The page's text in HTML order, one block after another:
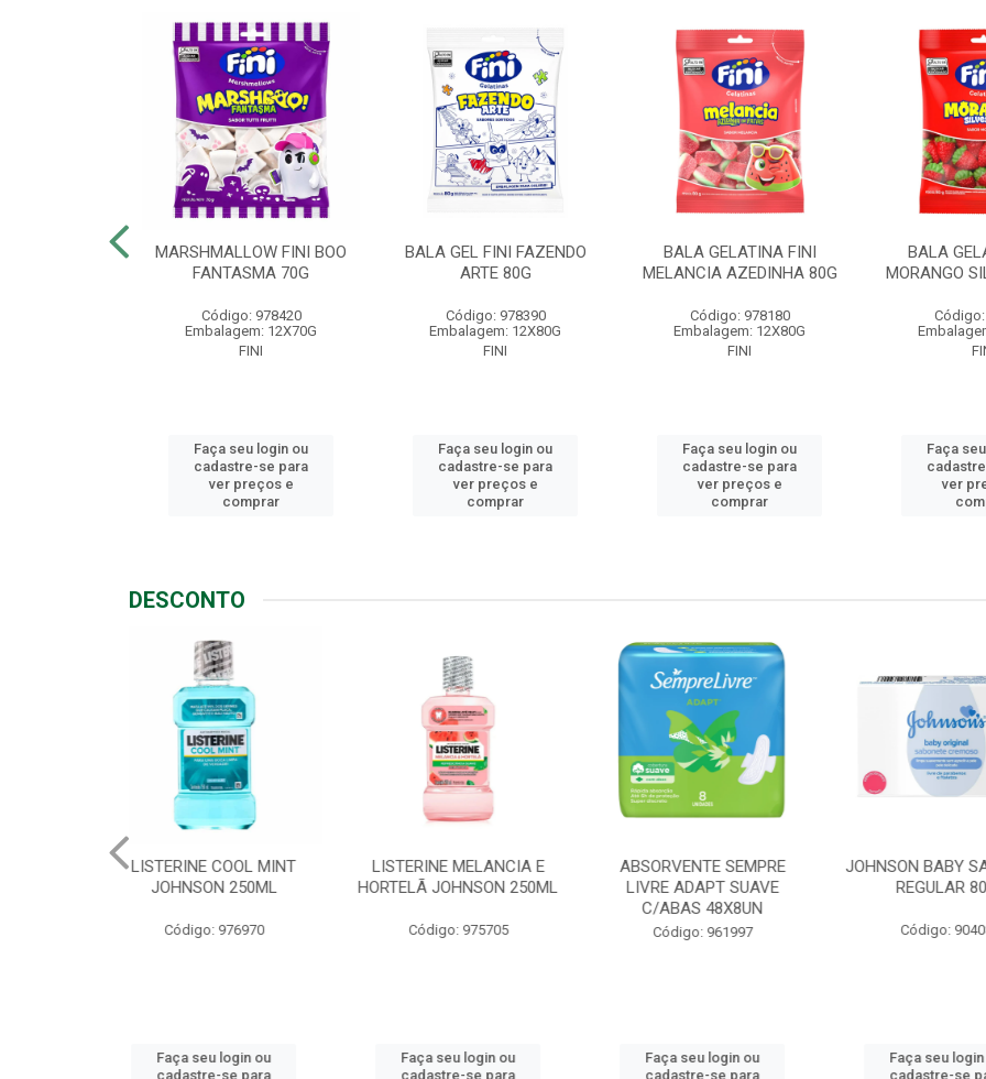
MARSHMALLOW FINI BOO
FANTASMA 70G
Código: 978420
Embalagem: 12X70G
FINI
Faça seu login ou
cadastre-se para
ver preços e
comprar
BALA GEL FINI FAZENDO
ARTE 80G
Código: 978390
Embalagem: 12X80G
FINI
Faça seu login ou
cadastre-se para
ver preços e
comprar
BALA GELATINA FINI
MELANCIA AZEDINHA 80G
Código: 978180
Embalagem: 12X80G
FINI
Faça seu login ou
cadastre-se para
ver preços e
comprar
BALA
MORANGO
Faça
ver
DESCONTO
LISTERINE MELANCIA E
HORTELÃ JOHNSON 250ML
Código: 975705
Faça seu login ou
cadastre-se para
ABSORVENTE SEMPRE
LIVRE ADAPT SUAVE
Código: 961997
Faça seu login ou
cadastre-se para
JOHNSON BABY SABONETE
REGULAR 80G
Código: 90408
Faça seu login ou
cadastre-se para
FIO
ESSENCIAL
Código:
Faça seu